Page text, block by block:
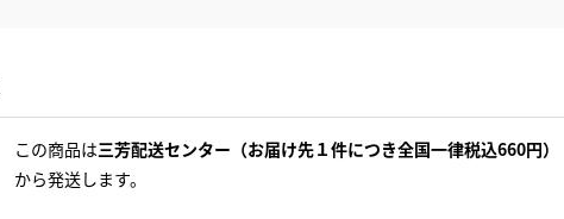
この商品は三芳配送センター（お届け先１件につき全国一律税込660円）
から発送します。